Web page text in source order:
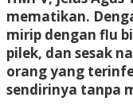
mematikan.
mirip dengan flu
pilek, dan sesak
orang yang
sendirinya tanpa